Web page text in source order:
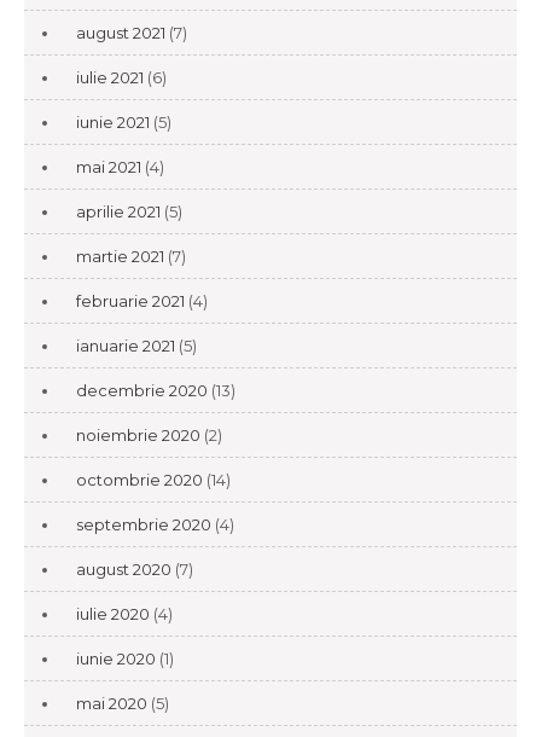
august 2021 (7)
iulie 2021 (6)
iunie 2021 (5)
mai 2021 (4)
aprilie 2021 (5)
martie 2021 (7)
februarie 2021 (4)
ianuarie 2021 (5)
decembrie 2020 (13)
noiembrie 2020 (2)
octombrie 2020 (14)
septembrie 2020 (4)
august 2020 (7)
iulie 2020 (4)
iunie 2020 (1)
mai 2020 (5)